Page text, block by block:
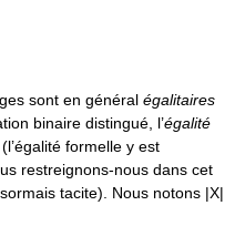
sont en général égalitaires
binaire distingué, l’égalité
formelle y est
restreignons-nous dans cet
tacite). Nous notons |X|